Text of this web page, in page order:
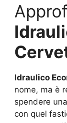
Idraulico
nome, ma è
spendere
con quel